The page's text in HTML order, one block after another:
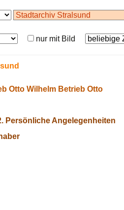
nur mit Bild
Otto Wilhelm Betrieb Otto
Persönliche Angelegenheiten